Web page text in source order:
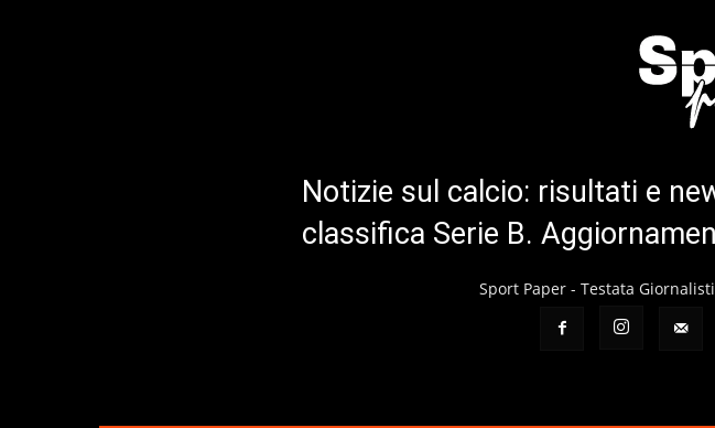
Notizie sul calcio: risultati e
classifica Serie B.
Sport Paper - Testata